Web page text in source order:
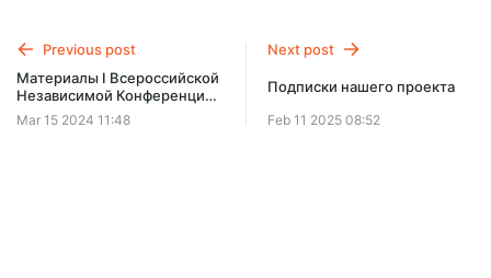
Previous post
Материалы I Всероссийской
Независимой Конференции
Россия Страна Ученых
Mar 15 2024 11:48
Next post
Подписки нашего проекта
Feb 11 2025 08:52